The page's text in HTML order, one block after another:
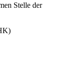
Stelle der